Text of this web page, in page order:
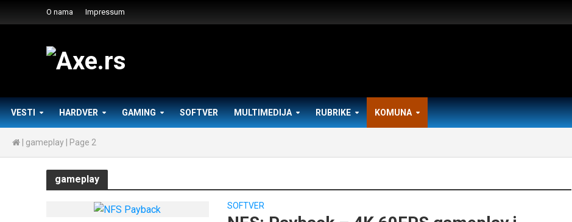
O nama Impressum
VESTI HARDVER GAMING SOFTVER MULTIMEDIJA RUBRIKE KOMUNA
gameplay Page 2
gameplay
SOFTVER